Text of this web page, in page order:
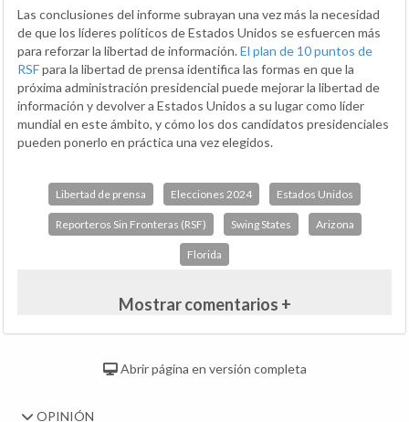
Las conclusiones del informe subrayan una vez más la necesidad
de que los líderes políticos de Estados Unidos se esfuercen más
para reforzar la libertad de información.El plan de 10 puntos de
RSFpara la libertad de prensa identifica las formas en que la
próxima administración presidencial puede mejorar la libertad de
información y devolver a Estados Unidos a su lugar como líder
mundial en este ámbito, y cómo los dos candidatos presidenciales
pueden ponerlo en práctica una vez elegidos.
Libertad de prensa Elecciones 2024 Estados Unidos
Reporteros Sin Fronteras (RSF) Swing States Arizona
Florida
Mostrar comentarios +
Abrir página en versión completa
OPINIÓN